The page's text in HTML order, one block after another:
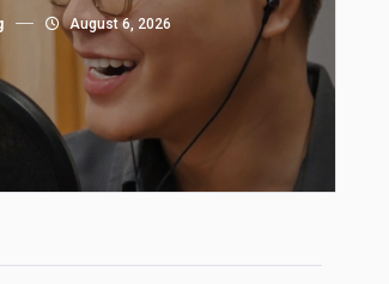
August 6, 2026